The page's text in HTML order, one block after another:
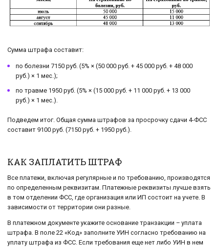
Сумма штрафа составит:
по болезни 7150 руб. (5% × (50 000 руб. + 45 000 руб. + 48 000
руб.) × 1 мес.);
по травме 1950 руб. (5% × (15 000 руб. + 11 000 руб. + 13 000
руб.) × 1 мес.).
Подведем итог. Общая сумма штрафов за просрочку сдачи 4-ФСС
составит 9100 руб. (7150 руб. + 1950 руб.).
КАК ЗАПЛАТИТЬ ШТРАФ
Все платежи, включая регулярные и по требованию, производятся
по определенным реквизитам. Платежные реквизиты лучше взять
в том отделении ФСС, где организация или ИП состоит на учете. В
зависимости от территории они разные.
В платежном документе укажите основание транзакции – уплата
штрафа. В поле 22 «Код» заполните УИН согласно требованию на
уплату штрафа из ФСС. Если требования еще нет либо УИН в нем